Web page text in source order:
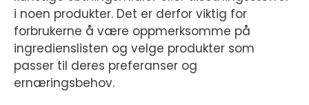
i noen produkter. Det er derfor viktig for
forbrukerne å være oppmerksomme på
ingredienslisten og velge produkter som
passer til deres preferanser og
ernæringsbehov.